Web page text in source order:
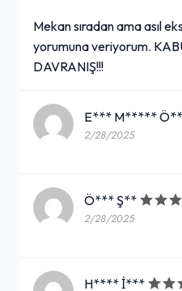
Mekan sıradan ama asıl
yorumuna veriyorum.
DAVRANIŞ!!!
E*** M*****
2/28/2025
Ö*** Ş**
2/28/2025
H**** İ***